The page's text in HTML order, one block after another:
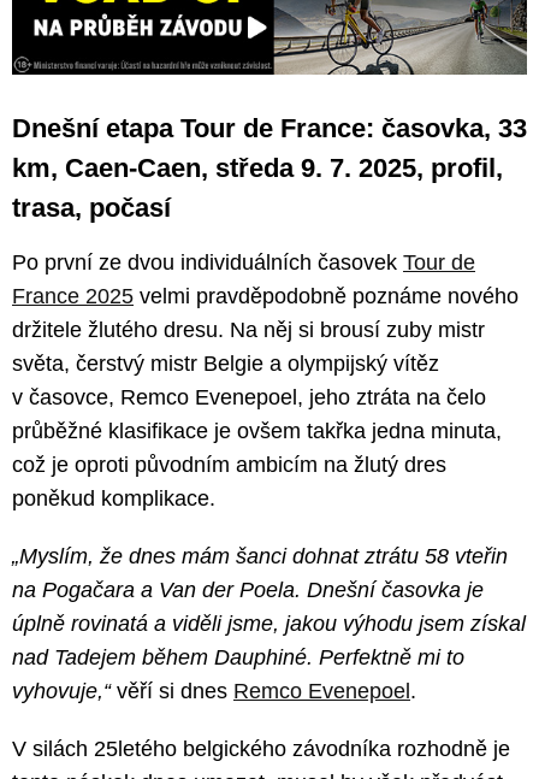
Dnešní etapa Tour de France: časovka, 33
km, Caen-Caen, středa 9. 7. 2025, profil,
trasa, počasí
Po první ze dvou individuálních časovek Tour de
France 2025 velmi pravděpodobně poznáme nového
držitele žlutého dresu. Na něj si brousí zuby mistr
světa, čerstvý mistr Belgie a olympijský vítěz
v časovce, Remco Evenepoel, jeho ztráta na čelo
průběžné klasifikace je ovšem takřka jedna minuta,
což je oproti původním ambicím na žlutý dres
poněkud komplikace.
„Myslím, že dnes mám šanci dohnat ztrátu 58 vteřin
na Pogačara a Van der Poela. Dnešní časovka je
úplně rovinatá a viděli jsme, jakou výhodu jsem získal
nad Tadejem během Dauphiné. Perfektně mi to
vyhovuje,“věří si dnes Remco Evenepoel .
V silách 25letého belgického závodníka rozhodně je